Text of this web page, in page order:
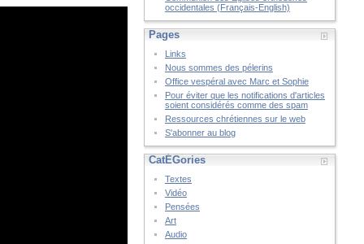
occidentales (Français-English)
Pages
Links
Nous sommes des pélerins
Office vespéral avec Marc et Sophie
Pour éviter que les notifications d'articles
soient considérés comme des spam
Ressources chrétiennes sur le web
S'abonner au blog
CatÉGories
Textes
Vidéo
Pensées
Art
Audio